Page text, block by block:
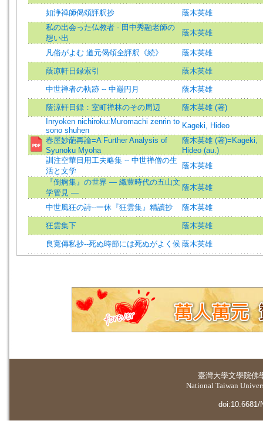
如浄禅師偈頌評釈抄
蔭木英雄
私の出会った仏教者 - 田中秀融老師の
想い出
蔭木英雄
凡俗がよむ 道元偈頌全評釈《続》 蔭木英雄
蔭凉軒日録索引 蔭木英雄
中世禅者の軌跡 -- 中巌円月 蔭木英雄
蔭涼軒日録：室町禅林のその周辺
蔭木英雄 (著)
Inryoken nichiroku:Muromachi zenrin to
sono shuhen
Kageki, Hideo
春屋妙葩再論=A Further Analysis of
Syunoku Myoha
蔭木英雄 (著)=Kageki,
Hideo (au.)
訓注空華日用工夫略集 -- 中世禅僧の生
活と文学
蔭木英雄
『倒痾集』の世界 ― 織豊時代の五山文
学管見 ―
蔭木英雄
中世風狂の詩--一休『狂雲集』精讀抄 蔭木英雄
狂雲集下 蔭木英雄
良寬傳私抄--死ぬ時節には死ぬがよく候 蔭木英雄
臺灣大學文學院佛
National Taiwan
doi:10.6681/